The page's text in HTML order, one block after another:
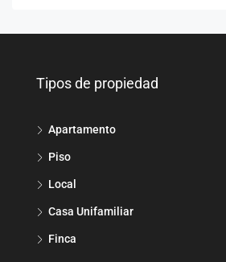
Tipos de propiedad
Apartamento
Piso
Local
Casa Unifamiliar
Finca